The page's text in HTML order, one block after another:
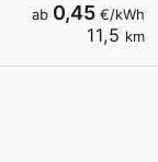
ab 0,45 €/kWh
11,5 km